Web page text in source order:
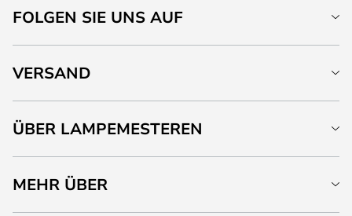
FOLGEN SIE UNS AUF
VERSAND
ÜBER LAMPEMESTEREN
MEHR ÜBER